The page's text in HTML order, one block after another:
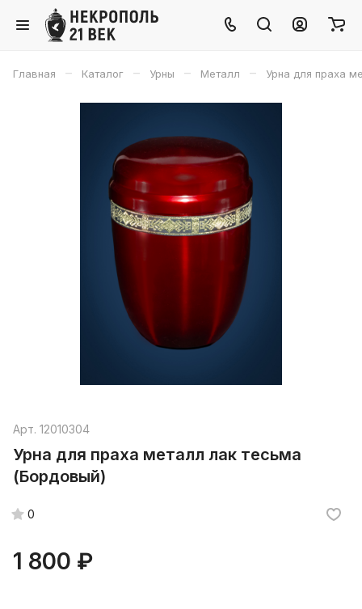
Главная – Каталог – Урны – Металл – Урна для праха
Арт. 12010304
Урна для праха металл лак тесьма
(Бордовый)
0
1 800 ₽